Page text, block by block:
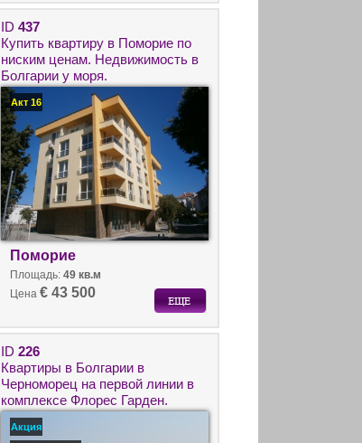
ID 437
Купить квартиру в Поморие по
ниским ценам. Недвижимость в
Болгарии у моря.
Акт 16
Поморие
Площадь: 49 кв.м
Цена € 43 500
ID 226
Квартиры в Болгарии в
Черноморец на первой линии в
комплексе Флорес Гарден.
Акция